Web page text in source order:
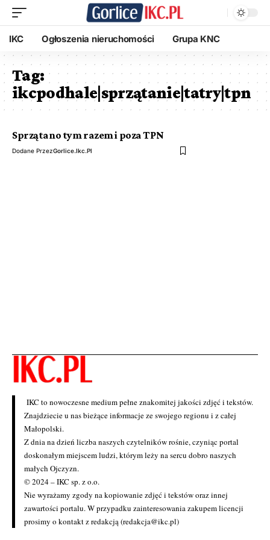
IKC Ogłoszenia nieruchomości Grupa KNC
Tag:
ikcpodhale|sprzątanie|tatry|tpn
Sprzątano tym razem i poza TPN
Dodane PrzezGorlice.ikc.pl
IKC to nowoczesne medium pełne znakomitej jakości zdjęć i tekstów.
Znajdziecie u nas bieżące informacje ze swojego regionu i z całej
Małopolski.
Z dnia na dzień liczba naszych czytelników rośnie, czyniąc portal
doskonałym miejscem ludzi, którym leży na sercu dobro naszych
małych Ojczyzn.
© 2024 – IKC sp. z o.o.
Nie wyrażamy zgody na kopiowanie zdjęć i tekstów oraz innej
zawartości portalu. W przypadku zainteresowania zakupem licencji
prosimy o kontakt z redakcją (redakcja@ikc.pl)